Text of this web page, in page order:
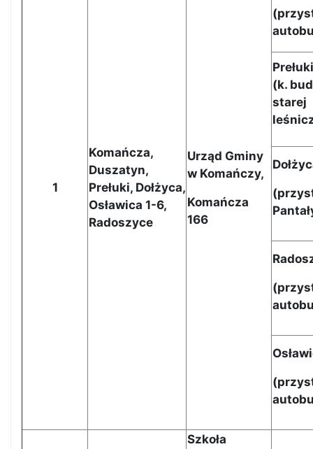
1
Komańcza,
Duszatyn,
Prełuki, Dołżyca,
Osławica 1-6,
Radoszyce
Urząd Gminy
w Komańczy,
Komańcza
166
(
Prełuki
(k.
starej
(
(
(
Szkoła